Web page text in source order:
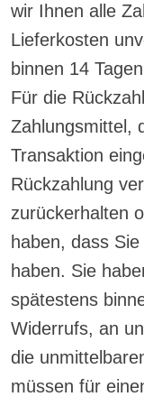
wir Ihnen alle
Lieferkosten
binnen 14
Für die
Zahlungsmittel,
Transaktion
Rückzahlung
zurückerhalten
haben, dass
haben. Sie
spätestens
Widerrufs, an
die
müssen für